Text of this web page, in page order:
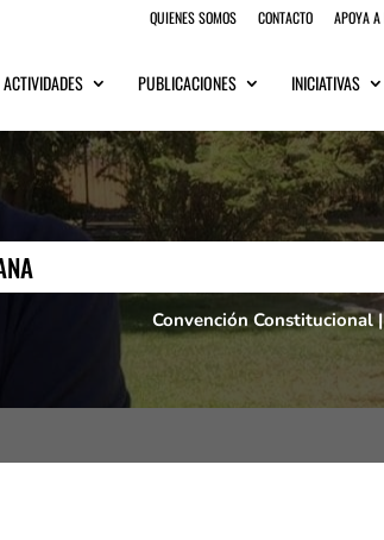
QUIENES SOMOS CONTACTO APOYA A
ACTIVIDADES PUBLICACIONES INICIATIVAS
Convención Constitucional